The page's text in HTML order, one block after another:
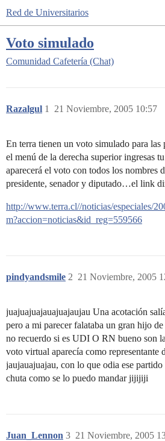
Red de Universitarios
Voto simulado
Comunidad Cafetería (Chat)
Razalgul 21 Noviembre, 2005 10:57
1
En terra tienen un voto simulado para
el menú de la derecha superior ingresas
aparecerá el voto con todos los nombres
presidente, senador y diputado…el link
http://www.terra.cl//noticias/especiales/
m?accion=noticias&id_reg=559566
pindyandsmile 21 Noviembre, 2005
2
juajuajuajauajuajaujau Una acotación
pero a mi parecer falataba un gran hijo
no recuerdo si es UDI O RN bueno son
voto virtual aparecía como representante
jaujauajuajau, con lo que odia ese
chuta como se lo puedo mandar jijijiji
Juan_Lennon 21 Noviembre, 2005
3